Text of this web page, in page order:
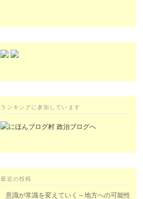
ランキングに参加しています
最近の投稿
意識が常識を変えていく～地方への可能性